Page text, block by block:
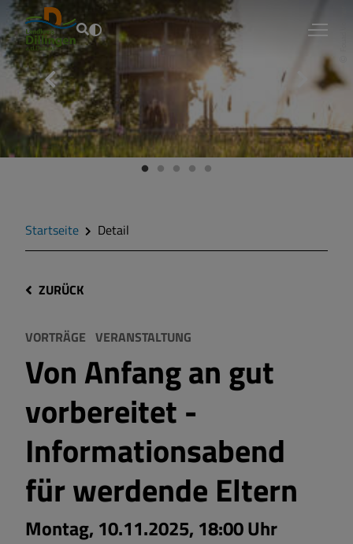
Fouad Vollmer
Startseite Detail
ZURÜCK
VORTRÄGE VERANSTALTUNG
Von Anfang an gut
vorbereitet -
Informationsabend
für werdende Eltern
Montag, 10.11.2025, 18:00 Uhr